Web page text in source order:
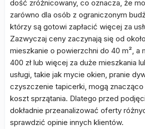
dość zróżnicowany, co oznacza, że
zarówno dla osób z ograniczonym
którzy są gotowi zapłacić więcej za
Zazwyczaj ceny zaczynają się od około
mieszkanie o powierzchni do 40 m², a
400 zł lub więcej za duże mieszkania
usługi, takie jak mycie okien, pranie
czyszczenie tapicerki, mogą
koszt sprzątania. Dlatego przed
dokładnie przeanalizować oferty
sprawdzić opinie innych klientów.